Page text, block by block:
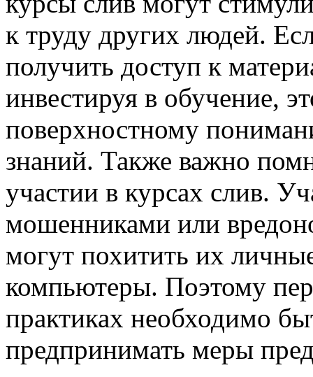
к труду других людей.
получить доступ к
инвестируя в обучение,
поверхностному
знаний. Также важно
участии в курсах слив.
мошенниками или
могут похитить их
компьютеры. Поэтому
практиках необходимо
предпринимать меры